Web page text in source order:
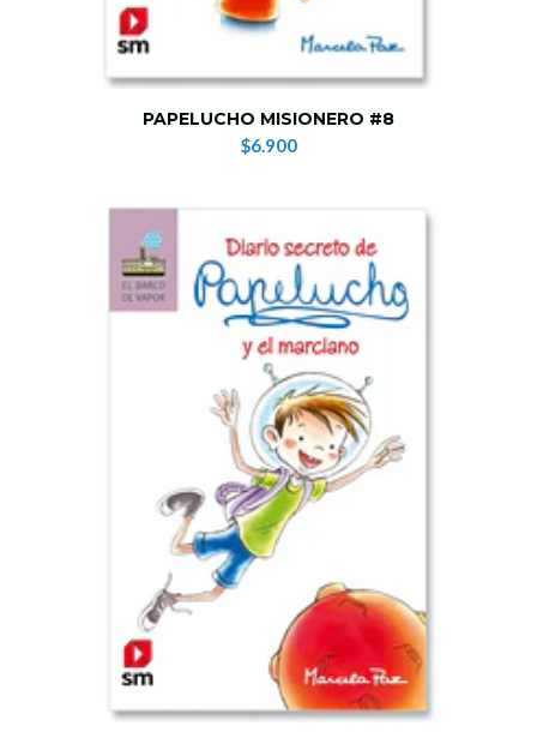
PAPELUCHO MISIONERO #8
$6.900